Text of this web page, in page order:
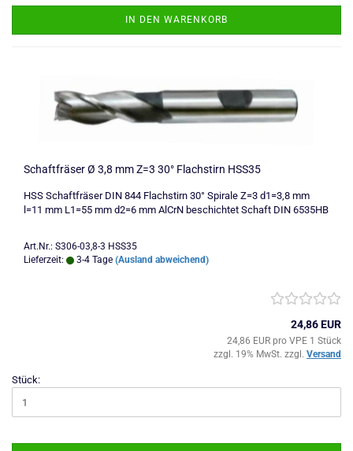
IN DEN WARENKORB
Schaftfräser Ø 3,8 mm Z=3 30° Flachstirn HSS35
HSS Schaftfräser DIN 844 Flachstirn 30° Spirale Z=3 d1=3,8 mm
l=11 mm L1=55 mm d2=6 mm AlCrN beschichtet Schaft DIN 6535HB
Art.Nr.: S306-03,8-3 HSS35
Lieferzeit:
3-4 Tage (Ausland abweichend)
24,86 EUR
24,86 EUR pro VPE 1 Stück
zzgl. 19% MwSt. zzgl. Versand
Stück: